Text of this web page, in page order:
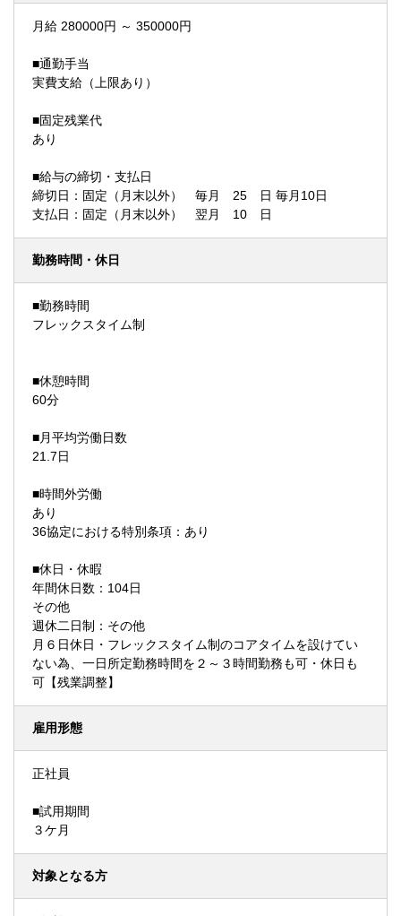
月給 280000円 ～ 350000円
■通勤手当
実費支給（上限あり）
■固定残業代
あり
■給与の締切・支払日
締切日：固定（月末以外） 毎月 25 日 毎月10日
支払日：固定（月末以外） 翌月 10 日
勤務時間・休日
■勤務時間
フレックスタイム制
■休憩時間
60分
■月平均労働日数
21.7日
■時間外労働
あり
36協定における特別条項：あり
■休日・休暇
年間休日数：104日
その他
週休二日制：その他
月６日休日・フレックスタイム制のコアタイムを設けてい
ない為、一日所定勤務時間を２～３時間勤務も可・休日も
可【残業調整】
雇用形態
正社員
■試用期間
３ケ月
対象となる方